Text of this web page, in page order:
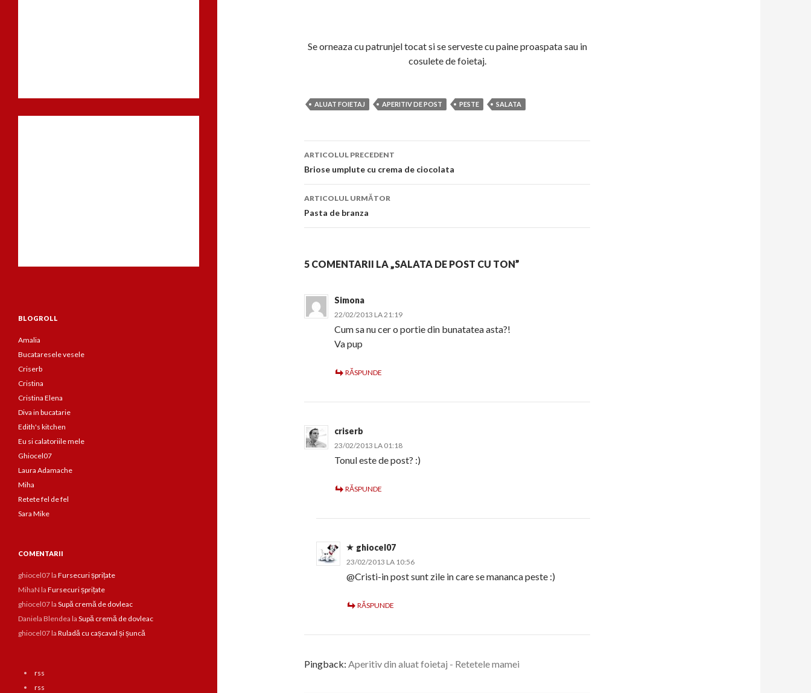
Se orneaza cu patrunjel tocat si se serveste cu paine proaspata sau in
cosulete de foietaj.
ALUAT FOIETAJ APERITIV DE POST PESTE SALATA
Navigare
în
articol
ARTICOLUL PRECEDENT
Briose umplute cu crema de ciocolata
ARTICOLUL URMĂTOR
Pasta de branza
5 COMENTARII LA „SALATA DE POST CU TON”
Simona
22/02/2013 LA 21:19
Cum sa nu cer o portie din bunatatea asta?!
Va pup
RĂSPUNDE
criserb
23/02/2013 LA 01:18
Tonul este de post? :)
RĂSPUNDE
ghiocel07
23/02/2013 LA 10:56
@Cristi-in post sunt zile in care se mananca peste :)
RĂSPUNDE
Pingback: Aperitiv din aluat foietaj - Retetele mamei
BLOGROLL
Amalia
Bucataresele vesele
Criserb
Cristina
Cristina Elena
Diva in bucatarie
Edith's kitchen
Eu si calatoriile mele
Ghiocel07
Laura Adamache
Miha
Retete fel de fel
Sara Mike
COMENTARII
ghiocel07la Fursecuri șprițate
MihaN la Fursecuri șprițate
ghiocel07la Supă cremă de dovleac
Daniela Blendea la Supă cremă de dovleac
ghiocel07la Ruladă cu cașcaval și șuncă
rss
rss